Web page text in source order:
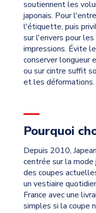
soutiennent les
japonais. Pour
l'étiquette, puis
sur l'envers pour
impressions. Évite
conserver longueur
ou sur cintre suffit
et les déformations.
Pourquoi
Depuis 2010,
centrée sur la mode
des coupes
un vestiaire
France avec une
simples si la coupe